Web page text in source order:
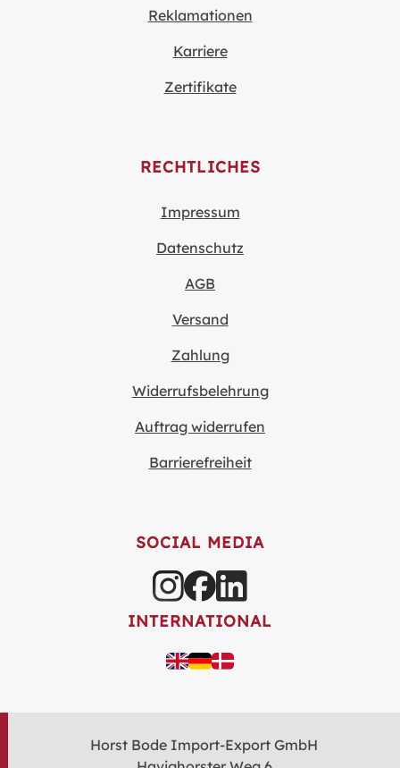
Reklamationen
Karriere
Zertifikate
RECHTLICHES
Impressum
Datenschutz
AGB
Versand
Zahlung
Widerrufsbelehrung
Auftrag widerrufen
Barrierefreiheit
SOCIAL MEDIA
INTERNATIONAL
Horst Bode Import-Export GmbH